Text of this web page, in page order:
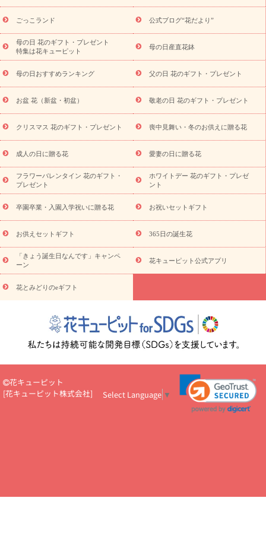
ら探す
お祝いの花特集 当日配達特急便 お祝い商品一覧
念日
結婚祝い 出産祝い 退院祝い・快気祝い
寿祝い
プチギフト ペットのお祝いフラワー
供え・お悔やみ商品一覧
お供え・お悔やみの花
四十九日法要以
降に贈る花
通夜・葬儀に贈る花
お供え お花とセットギフト
お供え プリザーブドフラワー
ペットのお供えフラワー
お盆（新
盆・初盆）
その他 お祝い返し お見舞い
お取り寄せギフト
ビジネス用
ご自宅用 観葉植物 ミディ胡蝶蘭
プリザーブ
ドフラワー
スタイルから探す アレンジメント 花束
スタ
ンド花
お祝い お供え・お悔やみ 胡蝶蘭 胡蝶蘭・花鉢
ディ胡蝶蘭・お祝い
ミディ胡蝶蘭・お供え
世界初の青色胡蝶蘭
観葉植物
観葉植物 産直多肉植物
プリザーブドフラワー
お祝い
お供え・お悔やみ 花とセットギフト
セミオーダー
プチギフト（hanamore -ハナモア-）
花とみどりのeギフト
キューピットのeGfit
カラー ピンク イエローオレンジ
レッ
ド
お花の種類 トルコキキョウ
お祝い お祝い・3000円～ お祝い・4000円～
お祝い・
5000円～
お祝い・7000円～ お祝い・ 10000円～
お供え・お
悔やみ
円～
お供え・お悔やみ・
読み物
いのマナー
定年退職祝いのマナー
お祝いを贈るときのマナー・
花キューピットのお祝いコラム一覧
誕生日のお花を「色
彩心理学」で選ぶ方法
結婚祝いの予算相場
出産祝いお役立ち情
ール
新築引っ越し祝いコラム お祝い花のマナー総まとめ
職
場上司や先輩へ贈るお祝い花の正解は？
開店祝いの花 選び方ガイ
あり)
花キューピット×専門家
CO2排出量削減 / SDGsを考える
ごっこランド 公式ブログ“花だより”
母の日 花のギフト・プレゼント
特集は花キューピット
母の日産直花鉢
母の日おすすめランキング 父の日 花のギフト・プレゼント
お盆 花（新盆・初盆） 敬老の日 花のギフト・プレゼント
クリスマス 花のギフト・プレゼント 喪中見舞い・冬のお供えに贈る花
成人の日に贈る花 愛妻の日に贈る花
フラワーバレンタイン 花のギフト・
プレゼント
ホワイトデー 花のギフト・プレゼ
ント
卒園卒業・入園入学祝いに贈る花 お祝いセットギフト
お供えセットギフト 365日の誕生花
「きょう誕生日なんです」キャンペ
ーン
花キューピット公式アプリ
花とみどりのeギフト
花キューピット
[花キューピット株式会社] Select Language ▼